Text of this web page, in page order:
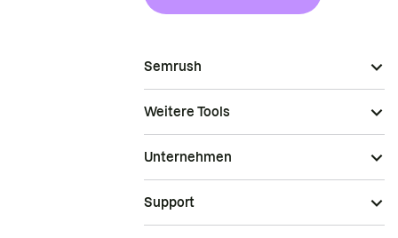
Semrush
Weitere Tools
Unternehmen
Support